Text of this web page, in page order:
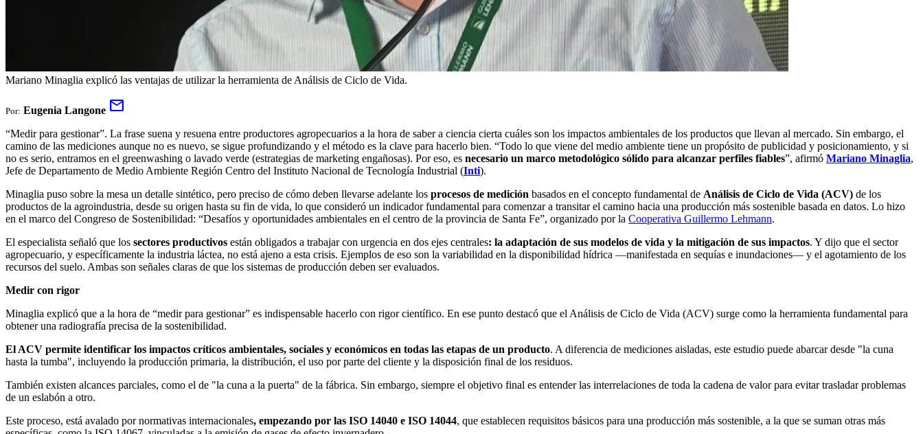
Mariano Minaglia explicó las ventajas de utilizar la herramienta de Análisis de Ciclo de Vida.
Por: Eugenia Langone mail
“Medir para gestionar”. La frase suena y resuena entre productores agropecuarios a la hora de saber a ciencia cierta cuáles son los impactos ambientales de los productos que llevan al mercado. Sin embargo, el
camino de las mediciones aunque no es nuevo, se sigue profundizando y el método es la clave para hacerlo bien. “Todo lo que viene del medio ambiente tiene un propósito de publicidad y posicionamiento, y si
no es serio, entramos en el greenwashing o lavado verde (estrategias de marketing engañosas). Por eso, es necesario un marco metodológico sólido para alcanzar perfiles fiables”, afirmó Mariano Minaglia,
Jefe de Departamento de Medio Ambiente Región Centro del Instituto Nacional de Tecnología Industrial (Inti).
Minaglia puso sobre la mesa un detalle sintético, pero preciso de cómo deben llevarse adelante los procesos de medición basados en el concepto fundamental de Análisis de Ciclo de Vida (ACV) de los
productos de la agroindustria, desde su origen hasta su fin de vida, lo que consideró un indicador fundamental para comenzar a transitar el camino hacia una producción más sostenible basada en datos. Lo hizo
en el marco del Congreso de Sostenibilidad: “Desafíos y oportunidades ambientales en el centro de la provincia de Santa Fe”, organizado por la Cooperativa Guillermo Lehmann.
El especialista señaló que los sectores productivos están obligados a trabajar con urgencia en dos ejes centrales: la adaptación de sus modelos de vida y la mitigación de sus impactos. Y dijo que el sector
agropecuario, y específicamente la industria láctea, no está ajeno a esta crisis. Ejemplos de eso son la variabilidad en la disponibilidad hídrica —manifestada en sequías e inundaciones— y el agotamiento de los
recursos del suelo. Ambas son señales claras de que los sistemas de producción deben ser evaluados.
Medir con rigor
Minaglia explicó que a la hora de “medir para gestionar” es indispensable hacerlo con rigor científico. En ese punto destacó que el Análisis de Ciclo de Vida (ACV) surge como la herramienta fundamental para
obtener una radiografía precisa de la sostenibilidad.
El ACV permite identificar los impactos críticos ambientales, sociales y económicos en todas las etapas de un producto. A diferencia de mediciones aisladas, este estudio puede abarcar desde "la cuna
hasta la tumba", incluyendo la producción primaria, la distribución, el uso por parte del cliente y la disposición final de los residuos.
También existen alcances parciales, como el de "la cuna a la puerta" de la fábrica. Sin embargo, siempre el objetivo final es entender las interrelaciones de toda la cadena de valor para evitar trasladar problemas
de un eslabón a otro.
Este proceso, está avalado por normativas internacionales, empezando por las ISO 14040 e ISO 14044, que establecen requisitos básicos para una producción más sostenible, a la que se suman otras más